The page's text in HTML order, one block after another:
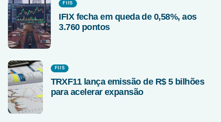
FIIS
IFIX fecha em queda de 0,58%, aos
3.760 pontos
FIIS
TRXF11 lança emissão de R$ 5 bilhões
para acelerar expansão